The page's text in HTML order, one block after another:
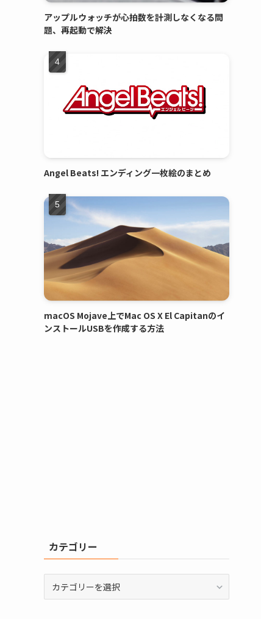
アップルウォッチが心拍数を計測しなくなる問
題、再起動で解決
Angel Beats! エンディング一枚絵のまとめ
macOS Mojave上でMac OS X El Capitanのイ
ンストールUSBを作成する方法
カテゴリー